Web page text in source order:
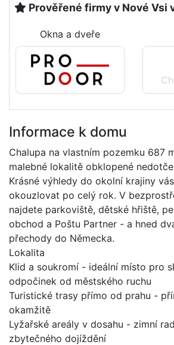
Prověřené firmy v Nové Vsi
Okna a dveře
Informace k domu
Chalupa na vlastním pozemku 687
malebné lokalitě obklopené
Krásné výhledy do okolní krajiny
okouzlovat po celý rok. V
najdete parkoviště, dětské hřiště,
obchod a Poštu Partner - a hned
přechody do Německa.
Lokalita
Klid a soukromí - ideální místo pro
odpočinek od městského ruchu
Turistické trasy přímo od prahu -
okamžitě
Lyžařské areály v dosahu - zimní
zbytečného dojíždění